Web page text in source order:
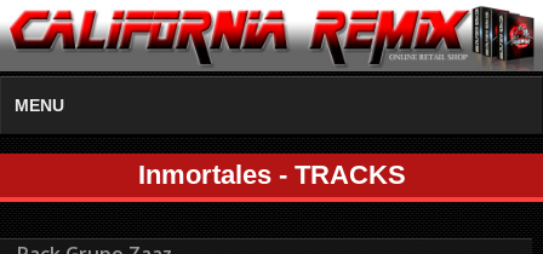
MENU
Inmortales - TRACKS